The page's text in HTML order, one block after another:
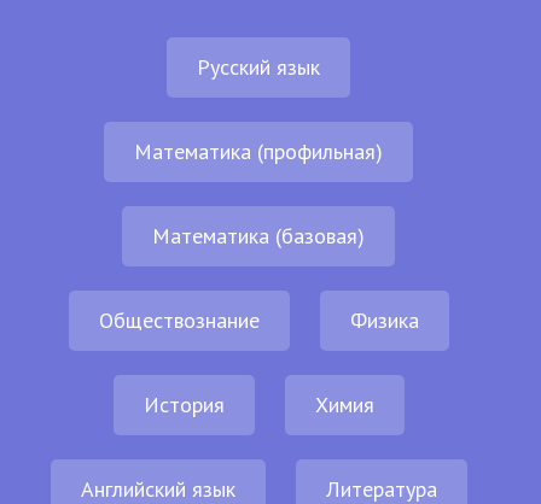
Русский язык
Математика (профильная)
Математика (базовая)
Обществознание Физика
История Химия
Английский язык Литература